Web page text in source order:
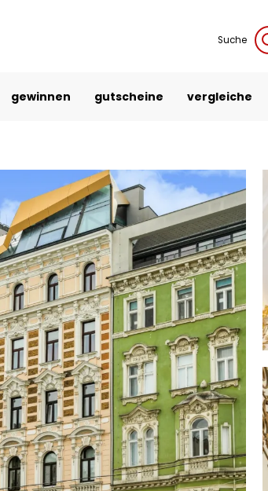
Suche
gewinnen gutscheine vergleiche